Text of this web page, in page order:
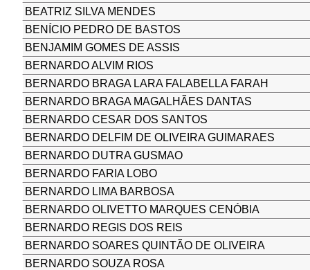
BEATRIZ SILVA MENDES
BENÍCIO PEDRO DE BASTOS
BENJAMIM GOMES DE ASSIS
BERNARDO ALVIM RIOS
BERNARDO BRAGA LARA FALABELLA FARAH
BERNARDO BRAGA MAGALHÃES DANTAS
BERNARDO CESAR DOS SANTOS
BERNARDO DELFIM DE OLIVEIRA GUIMARAES
BERNARDO DUTRA GUSMAO
BERNARDO FARIA LOBO
BERNARDO LIMA BARBOSA
BERNARDO OLIVETTO MARQUES CENÓBIA
BERNARDO REGIS DOS REIS
BERNARDO SOARES QUINTÃO DE OLIVEIRA
BERNARDO SOUZA ROSA